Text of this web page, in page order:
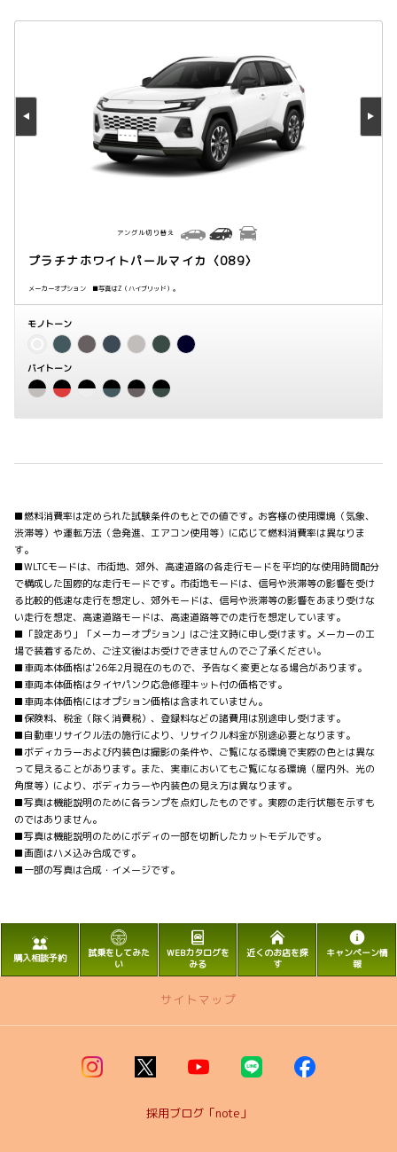
プラチナホワイトパールマイカ〈089〉
メーカーオプション ■写真はZ（ハイブリッド）。
アングル切り替え
モノトーン
バイトーン
■燃料消費率は定められた試験条件のもとでの値です。お客様の使用環境（気象、
渋滞等）や運転方法（急発進、エアコン使用等）に応じて燃料消費率は異なりま
す。
■WLTCモードは、市街地、郊外、高速道路の各走行モードを平均的な使用時間配分
で構成した国際的な走行モードです。市街地モードは、信号や渋滞等の影響を受け
る比較的低速な走行を想定し、郊外モードは、信号や渋滞等の影響をあまり受けな
い走行を想定、高速道路モードは、高速道路等での走行を想定しています。
■「設定あり」「メーカーオプション」はご注文時に申し受けます。メーカーの工
場で装着するため、ご注文後はお受けできませんのでご了承ください。
■車両本体価格は'26年2月現在のもので、予告なく変更となる場合があります。
■車両本体価格はタイヤパンク応急修理キット付の価格です。
■車両本体価格にはオプション価格は含まれていません。
■保険料、税金（除く消費税）、登録料などの諸費用は別途申し受けます。
■自動車リサイクル法の施行により、リサイクル料金が別途必要となります。
■ボディカラーおよび内装色は撮影の条件や、ご覧になる環境で実際の色とは異な
って見えることがあります。また、実車においてもご覧になる環境（屋内外、光の
角度等）により、ボディカラーや内装色の見え方は異なります。
■写真は機能説明のために各ランプを点灯したものです。実際の走行状態を示すも
のではありません。
■写真は機能説明のためにボディの一部を切断したカットモデルです。
■画面はハメ込み合成です。
■一部の写真は合成・イメージです。
購入相談予約
試乗をしてみた
い
WEBカタログを
みる
近くのお店を探
す
キャンペーン情
報
サイトマップ
トップページ
採用ブログ「note」